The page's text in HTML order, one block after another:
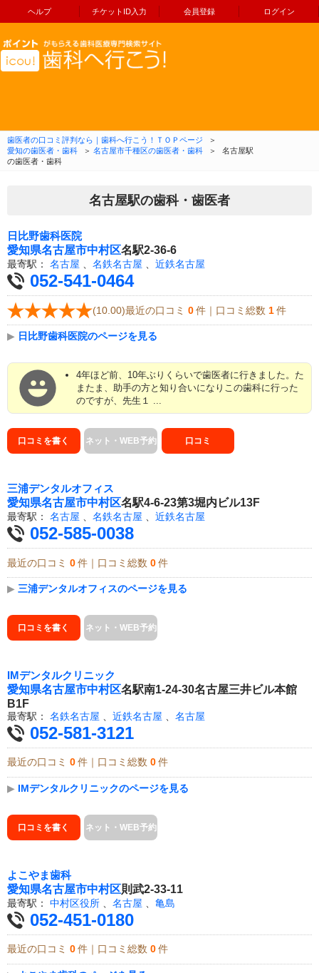
ヘルプ チケットID入力 会員登録 ログイン
コンテンツへ移動
歯医者の口コミ評判なら｜歯科へ行こう！ＴＯＰページ
＞
愛知の歯医者・歯科
＞ 名古屋市千種区の歯医者・歯科 ＞
名古屋駅
の歯医者・歯科
名古屋駅の歯科・歯医者
日比野歯科医院
愛知県名古屋市中村区名駅2-36-6
最寄駅： 名古屋 名鉄名古屋 近鉄名古屋
052-541-0464
(10.00)最近の口コミ 0 件｜口コミ総数 1 件
▶ 日比野歯科医院のページを見る
4年ほど前、10年ぶりくらいで歯医者に行きました。た
またま、助手の方と知り合いになりこの歯科に行った
のですが、先生１ ...
口コミを書く ネット・WEB予約 口コミ
三浦デンタルオフィス
愛知県名古屋市中村区名駅4-6-23第3堀内ビル13F
最寄駅： 名古屋 、 名鉄名古屋 、 近鉄名古屋
052-585-0038
最近の口コミ 0 件｜口コミ総数 0 件
▶ 三浦デンタルオフィスのページを見る
口コミを書く ネット・WEB予約
IMデンタルクリニック
愛知県名古屋市中村区名駅南1-24-30名古屋三井ビル本館
B1F
最寄駅： 名鉄名古屋 近鉄名古屋 名古屋
052-581-3121
最近の口コミ 0 件｜口コミ総数 0 件
▶ IMデンタルクリニックのページを見る
口コミを書く ネット・WEB予約
よこやま歯科
愛知県名古屋市中村区則武2-33-11
最寄駅： 中村区役所 名古屋 亀島
052-451-0180
最近の口コミ 0 件｜口コミ総数 0 件